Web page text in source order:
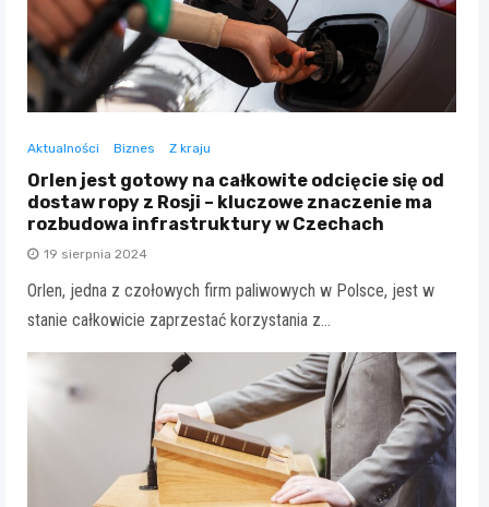
Aktualności Biznes Z kraju
Orlen jest gotowy na całkowite odcięcie się od
dostaw ropy z Rosji – kluczowe znaczenie ma
rozbudowa infrastruktury w Czechach
19 sierpnia 2024
Orlen, jedna z czołowych firm paliwowych w Polsce, jest w
stanie całkowicie zaprzestać korzystania z…